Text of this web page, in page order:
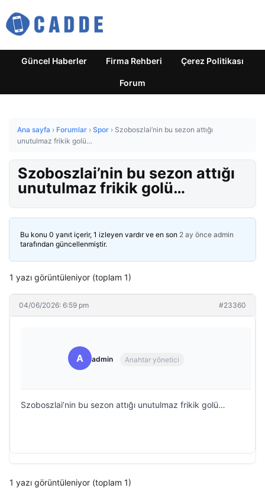
Güncel Haberler Firma Rehberi Çerez Politikası
Forum
Ana sayfa › Forumlar › Spor › Szoboszlai’nin bu sezon attığı
unutulmaz frikik golü…
Szoboszlai’nin bu sezon attığı
unutulmaz frikik golü…
Bu konu 0 yanıt içerir, 1 izleyen vardır ve en son 2 ay önce admin
tarafından güncellenmiştir.
1 yazı görüntüleniyor (toplam 1)
04/06/2026: 6:59 pm #23360
A admin Anahtar yönetici
Szoboszlai’nin bu sezon attığı unutulmaz frikik golü…
1 yazı görüntüleniyor (toplam 1)